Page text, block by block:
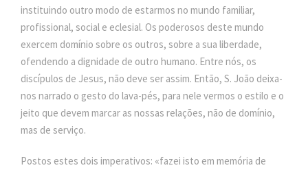
instituindo outro modo de estarmos no mundo familiar,
profissional, social e eclesial. Os poderosos deste mundo
exercem domínio sobre os outros, sobre a sua liberdade,
ofendendo a dignidade de outro humano. Entre nós, os
discípulos de Jesus, não deve ser assim. Então, S. João deixa-
nos narrado o gesto do lava-pés, para nele vermos o estilo e o
jeito que devem marcar as nossas relações, não de domínio,
mas de serviço.
Postos estes dois imperativos: «fazei isto em memória de